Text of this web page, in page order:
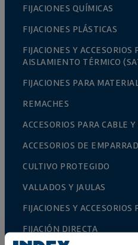
FIJACIONES QUÍMICAS
FIJACIONES PLÁSTICAS
FIJACIONES Y ACCESORIOS
AISLAMIENTO TÉRMICO
FIJACIONES PARA
REMACHES
ACCESORIOS PARA CABLE
ACCESORIOS DE
CULTIVO PROTEGIDO
VALLADOS Y JAULAS
FIJACIONES Y ACCESORIOS
FIJACIÓN DIRECTA